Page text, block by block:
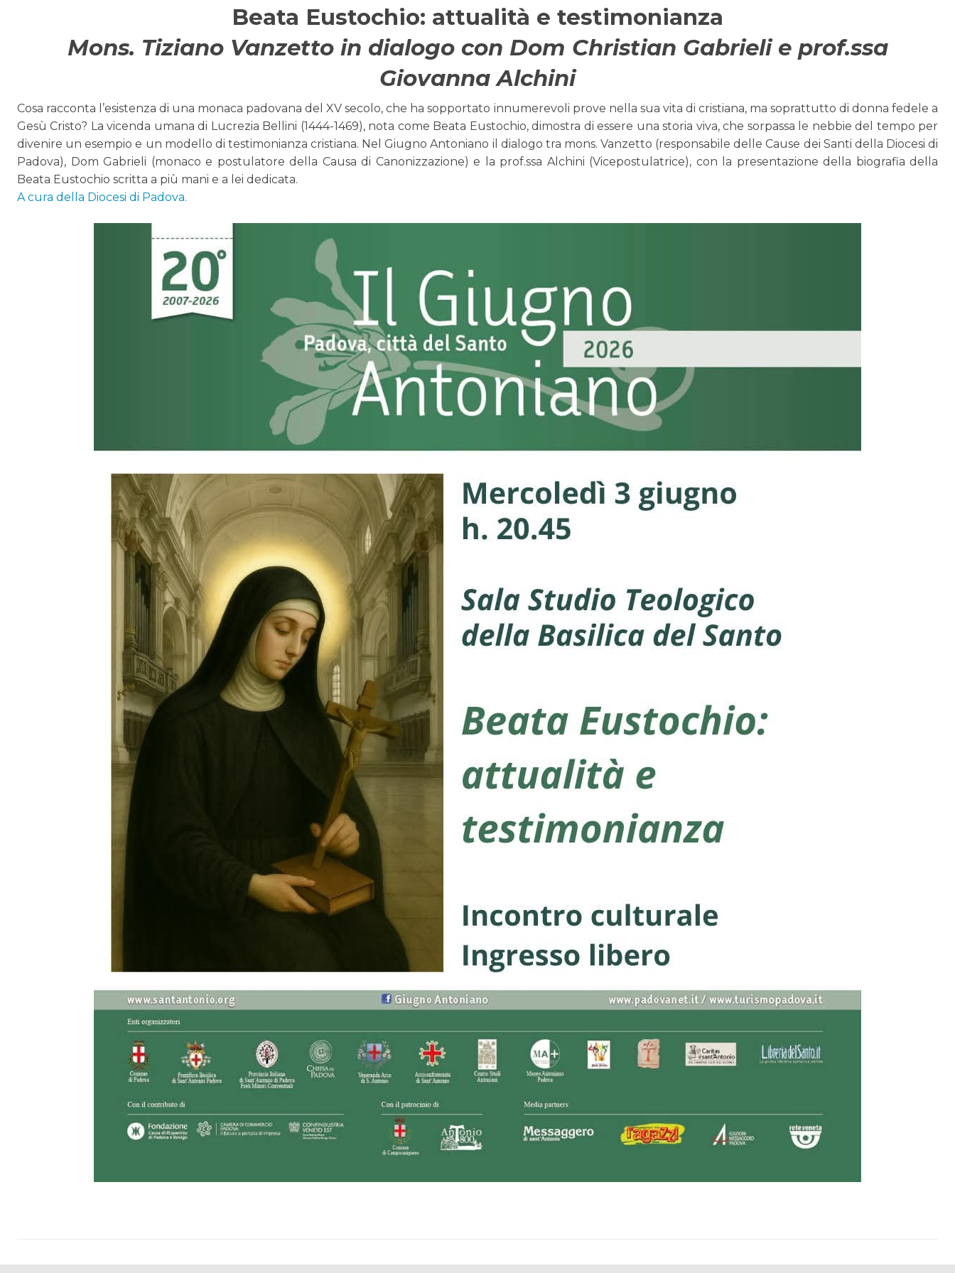
Beata Eustochio: attualità e testimonianza
Mons. Tiziano Vanzetto in dialogo con Dom Christian Gabrieli e prof.ssa
Giovanna Alchini
Cosa racconta l’esistenza di una monaca padovana del XV secolo, che ha sopportato innumerevoli prove nella sua vita di cristiana, ma soprattutto di donna fedele a
Gesù Cristo? La vicenda umana di Lucrezia Bellini (1444-1469), nota come Beata Eustochio, dimostra di essere una storia viva, che sorpassa le nebbie del tempo per
divenire un esempio e un modello di testimonianza cristiana. Nel Giugno Antoniano il dialogo tra mons. Vanzetto (responsabile delle Cause dei Santi della Diocesi di
Padova), Dom Gabrieli (monaco e postulatore della Causa di Canonizzazione) e la prof.ssa Alchini (Vicepostulatrice), con la presentazione della biografia della
Beata Eustochio scritta a più mani e a lei dedicata.
A cura della Diocesi di Padova.